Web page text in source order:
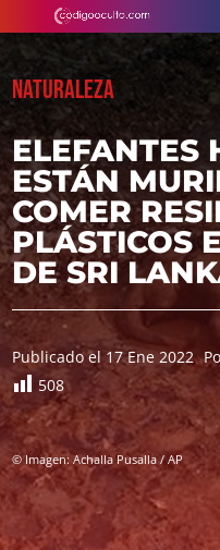
NATURALEZA
ELEFANTES
ESTÁN
COMER
PLÁSTICOS
DE SRI
Publicado el 17 Ene 2022
508
© Imagen: Achalla Pusalla / AP